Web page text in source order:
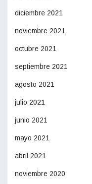
diciembre 2021
noviembre 2021
octubre 2021
septiembre 2021
agosto 2021
julio 2021
junio 2021
mayo 2021
abril 2021
noviembre 2020